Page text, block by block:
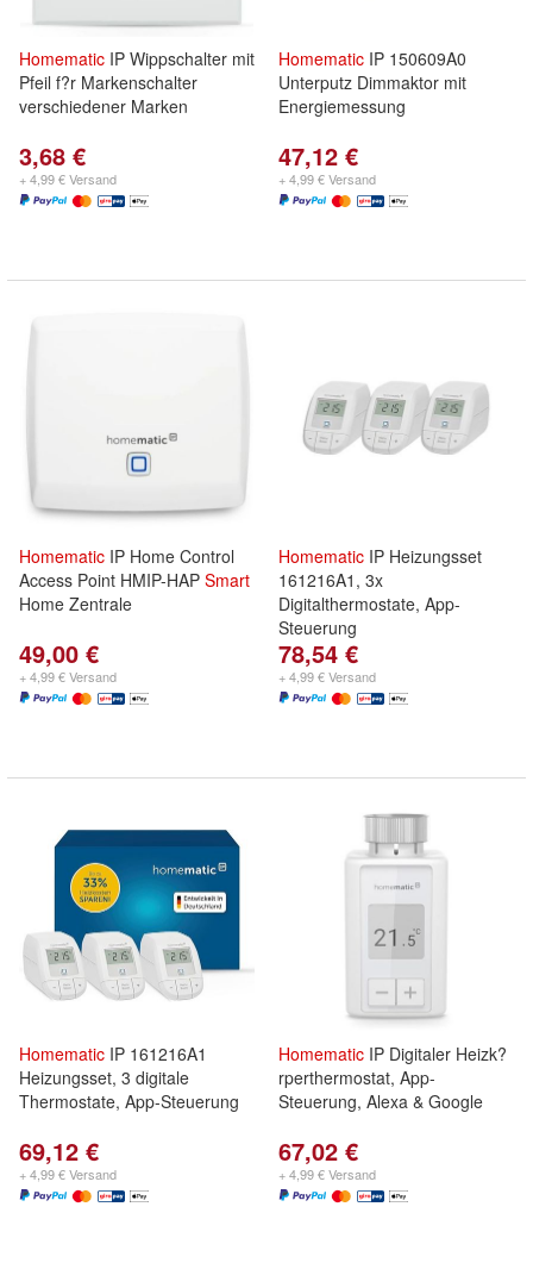
Homematic IP Wippschalter mit
Pfeil f?r Markenschalter
verschiedener Marken
3,68 €
+ 4,99 € Versand
Homematic IP 150609A0
Unterputz Dimmaktor mit
Energiemessung
47,12 €
+ 4,99 € Versand
Homematic IP Home Control
Access Point HMIP-HAP Smart
Home Zentrale
49,00 €
+ 4,99 € Versand
Homematic IP Heizungsset
161216A1, 3x
Digitalthermostate, App-
Steuerung
78,54 €
+ 4,99 € Versand
Homematic IP 161216A1
Heizungsset, 3 digitale
Thermostate, App-Steuerung
69,12 €
+ 4,99 € Versand
Homematic IP Digitaler Heizk?
rperthermostat, App-
Steuerung, Alexa & Google
67,02 €
+ 4,99 € Versand